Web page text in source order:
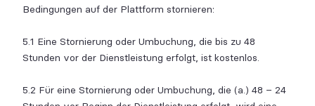
Bedingungen auf der Plattform stornieren:
5.1 Eine Stornierung oder Umbuchung, die bis zu 48
Stunden vor der Dienstleistung erfolgt, ist kostenlos.
5.2 Für eine Stornierung oder Umbuchung, die (a.) 48 – 24